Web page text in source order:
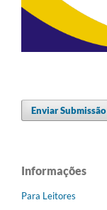
Enviar Submissão
Informações
Para Leitores